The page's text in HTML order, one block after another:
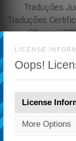
LICENSE
Oops!
License
More Options